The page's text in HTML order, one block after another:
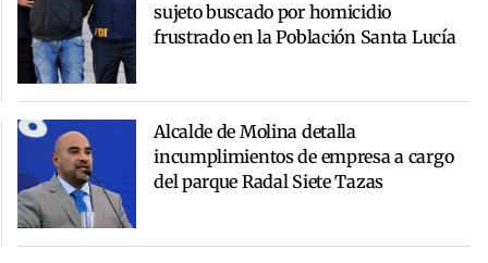
sujeto buscado por homicidio
frustrado en la Población Santa Lucía
Alcalde de Molina detalla
incumplimientos de empresa a cargo
del parque Radal Siete Tazas